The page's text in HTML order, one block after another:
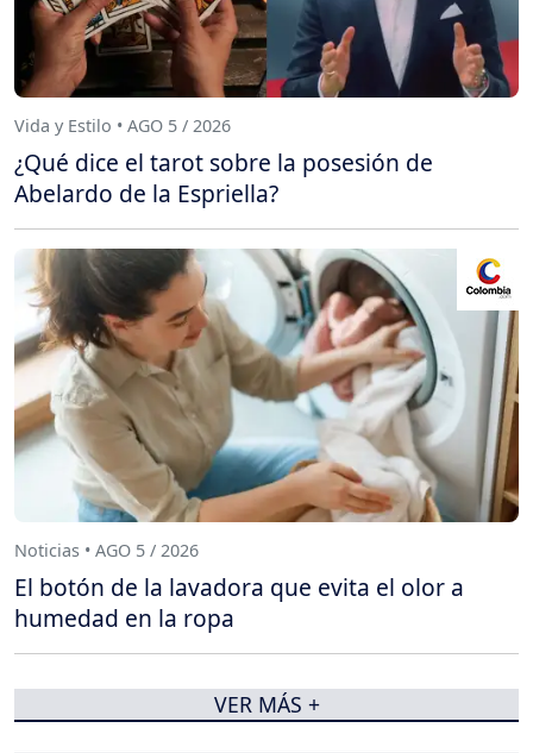
Vida y Estilo • AGO 5 / 2026
¿Qué dice el tarot sobre la posesión de
Abelardo de la Espriella?
Noticias • AGO 5 / 2026
El botón de la lavadora que evita el olor a
humedad en la ropa
VER MÁS +